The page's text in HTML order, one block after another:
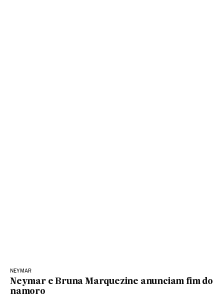
NEYMAR
Neymar e Bruna Marquezine anunciam fim do
namoro